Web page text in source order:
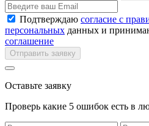
Подтверждаю согласие с
персональных данных и
соглашение
Отправить заявку
Оставьте заявку
Проверь какие 5 ошибок есть в